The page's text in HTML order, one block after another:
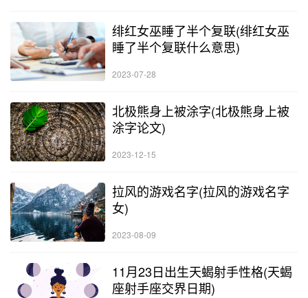
绯红女巫睡了半个复联(绯红女巫
睡了半个复联什么意思)
2023-07-28
北极熊身上被涂字(北极熊身上被
涂字论文)
2023-12-15
拉风的游戏名字(拉风的游戏名字
女)
2023-08-09
11月23日出生天蝎射手性格(天蝎
座射手座交界日期)